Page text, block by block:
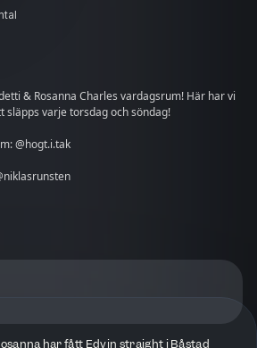
& Rosanna Charles vardagsrum! Här har vi
släpps varje torsdag och söndag!
@hogt.i.tak
har fått Edvin straight i Båstad